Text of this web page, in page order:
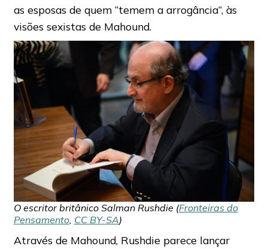
as esposas de quem “temem a arrogância”, às
visões sexistas de Mahound.
O escritor britânico Salman Rushdie (Fronteiras do
Pensamento, CC BY-SA)
Através de Mahound, Rushdie parece lançar